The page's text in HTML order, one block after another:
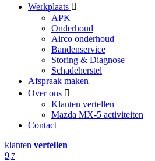
Werkplaats
APK
Onderhoud
Airco onderhoud
Bandenservice
Storing & Diagnose
Schadeherstel
Afspraak maken
Over ons
Klanten vertellen
Mazda MX-5 activiteiten
Contact
klanten vertellen
9,7